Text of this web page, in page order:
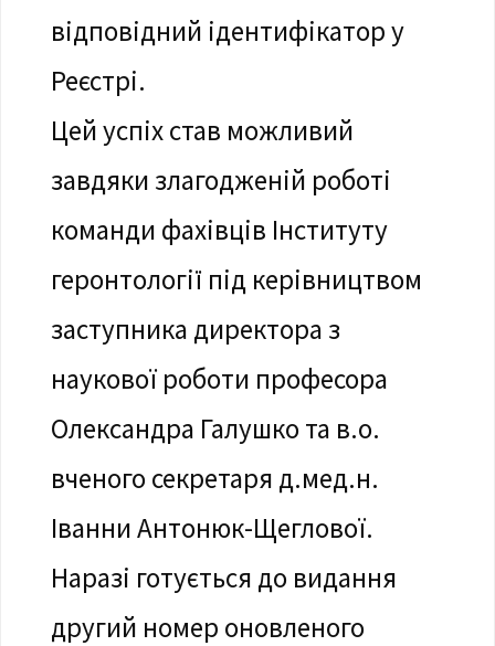
відповідний ідентифікатор у
Реєстрі.
Цей успіх став можливий
завдяки злагодженій роботі
команди фахівців Інституту
геронтології під керівництвом
заступника директора з
наукової роботи професора
Олександра Галушко та в.о.
вченого секретаря д.мед.н.
Іванни Антонюк-Щеглової.
Наразі готується до видання
другий номер оновленого